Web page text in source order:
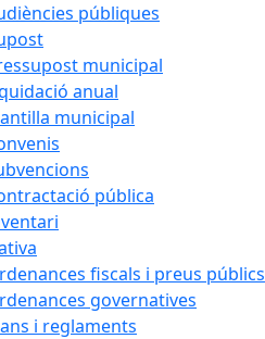
públiques
municipal
anual
municipal
pública
fiscals i preus públics
governatives
i reglaments